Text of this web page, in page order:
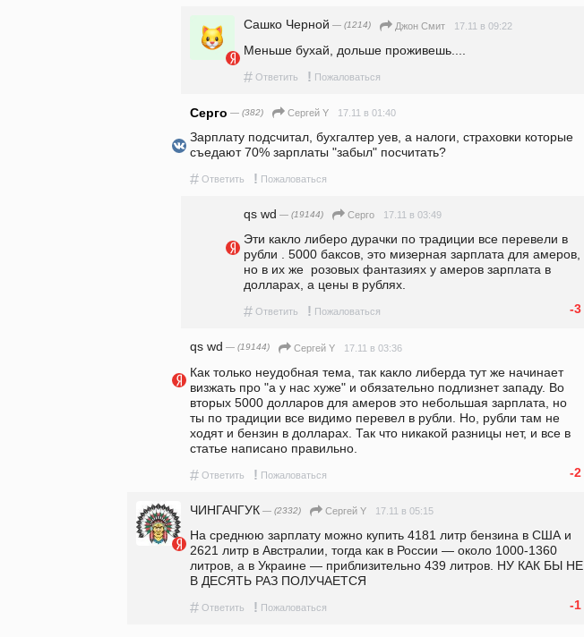
Сашко Черной — (1214) Джон Смит 17.11 в 09:22
Меньше бухай, дольше проживешь....
# Ответить ! Пожаловаться
Серго — (382) Сергeй Y 17.11 в 01:40
Зарплату подсчитал, бухгалтер уев, а налоги, страховки которые
съедают 70% зарплаты "забыл" посчитать?
# Ответить ! Пожаловаться
qs wd — (19144) Серго 17.11 в 03:49
Эти какло либеро дурачки по традиции все перевели в
рубли . 5000 баксов, это мизерная зарплата для амеров,
но в их же  розовых фантазиях у амеров зарплата в
долларах, а цены в рублях.
# Ответить ! Пожаловаться -3
qs wd — (19144) Сергeй Y 17.11 в 03:36
Как только неудобная тема, так какло либерда тут же начинает
визжать про "а у нас хуже" и обязательно подлизнет западу. Во
вторых 5000 долларов для амеров это небольшая зарплата, но
ты по традиции все видимо перевел в рубли. Но, рубли там не
ходят и бензин в долларах. Так что никакой разницы нет, и все в
статье написано правильно.
# Ответить ! Пожаловаться -2
ЧИНГАЧГУК — (2332) Сергeй Y 17.11 в 05:15
На среднюю зарплату можно купить 4181 литр бензина в США и
2621 литр в Австралии, тогда как в России — около 1000-1360
литров, а в Украине — приблизительно 439 литров. НУ КАК БЫ НЕ
В ДЕСЯТЬ РАЗ ПОЛУЧАЕТСЯ
# Ответить ! Пожаловаться -1